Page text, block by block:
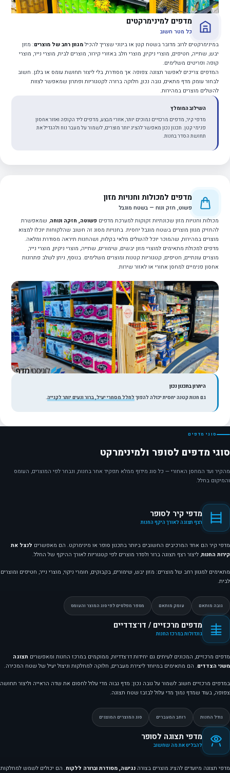
מדפים למינימרקטים
כל מטר חשוב
במינימרקטים לרוב מדובר בשטח קטן או בינוני שצריך להכיל מגוון רחב של מוצרים: מזון
יבש, שתייה, חטיפים, מוצרי ניקיון, מוצרי חלב באזורי קירור, מוצרים לבית, מוצרי נייר, מוצרי
קופה ופריטים משלימים.
המדפים צריכים לאפשר תצוגה צפופה אך מסודרת, בלי ליצור תחושת עומס או בלגן. חשוב
לבחור עומק מדף מתאים, גובה נכון, חלוקה ברורה לקטגוריות ופתרון שמאפשר לצוות
להשלים מוצרים במהירות.
השילוב המומלץ
מדפי קיר, מדפים מרכזיים נמוכים יותר, אזורי מבצע, מדפים ליד הקופה ואזור אחסון
פנימי קטן. תכנון נכון מאפשר להציג יותר מוצרים, לשמור על מעבר נוח ולהגדיל את
תחושת הסדר בחנות.
מדפים למכולות וחנויות מזון
פשוט, חזק ונוח — בשטח מוגבל
מכולות וחנויות מזון שכונתיות זקוקות למערכת מדפים פשוטה, חזקה ונוחה, שמאפשרת
להחזיק מגוון מוצרים בשטח מוגבל יחסית. בחנויות מסוג זה חשוב שהלקוחות יוכלו למצוא
מוצרים במהירות, שהמוכר יוכל להשלים מלאי בקלות, ושהחנות תיראה מסודרת ומלאה.
מדפים למכולת מתאימים למוצרי מזון יבשים, שימורים, שתייה, מוצרי ניקיון, מוצרי נייר,
מוצרים עונתיים, חטיפים, קטגוריות קטנות ומוצרים משלימים. בנוסף, ניתן לשלב פתרונות
אחסון פנימיים למחסן אחורי או לאזור שירות.
היתרון בתכנון נכון
גם חנות קטנה יחסית יכולה להפוךלחלל מסחרי יעיל, ברור ונעים יותר לקנייה.
סוגי מדפים
סוגי מדפים לסופר ולמינימרקט
מהקיר ועד המחסן האחורי — כל סוג מידוף ממלא תפקיד אחר בחנות, ונבחר לפי המוצרים, העומס
והמיקום בחלל.
מדפי קיר לסופר
רצף תצוגה לאורך היקף החנות
מדפי קיר הם אחד המרכיבים החשובים ביותר בתכנון סופר או מינימרקט. הם מאפשרים לנצל את
קירות החנות, ליצור רצף תצוגה ברור ולסדר מוצרים לפי קטגוריות לאורך ההיקף של החלל.
מתאימים למגוון רחב של מוצרים: מזון יבש, שימורים, בקבוקים, חומרי ניקוי, מוצרי נייר, חטיפים ומוצרים
לבית.
גובה מותאם עומק מותאם מספר מפלסים לפי סוג המוצר והעומס
מדפים מרכזיים / דו־צדדיים
גונדולות במרכז החנות
מדפים מרכזיים, המכונים לעיתים גם יחידות דו־צדדיות, ממוקמים במרכז החנות ומאפשרים תצוגה
משני הצדדים. הם מתאימים במיוחד ליצירת מעברים, חלוקה למחלקות וניצול יעיל של שטח המכירה.
במדפים מרכזיים חשוב לשמור על גובה נכון: מדף גבוה מדי עלול לחסום את שדה הראייה וליצור תחושה
צפופה, בעוד שמדף נמוך מדי עלול לבזבז שטח תצוגה.
גודל החנות רוחב המעברים סוג המוצרים המוצגים
מדפי תצוגה לסופר
להבליט את מה שחשוב
מדפי תצוגה מיועדים להציג מוצרים בצורה נגישה, מסודרת וברורה ללקוח. הם יכולים לשמש למחלקות